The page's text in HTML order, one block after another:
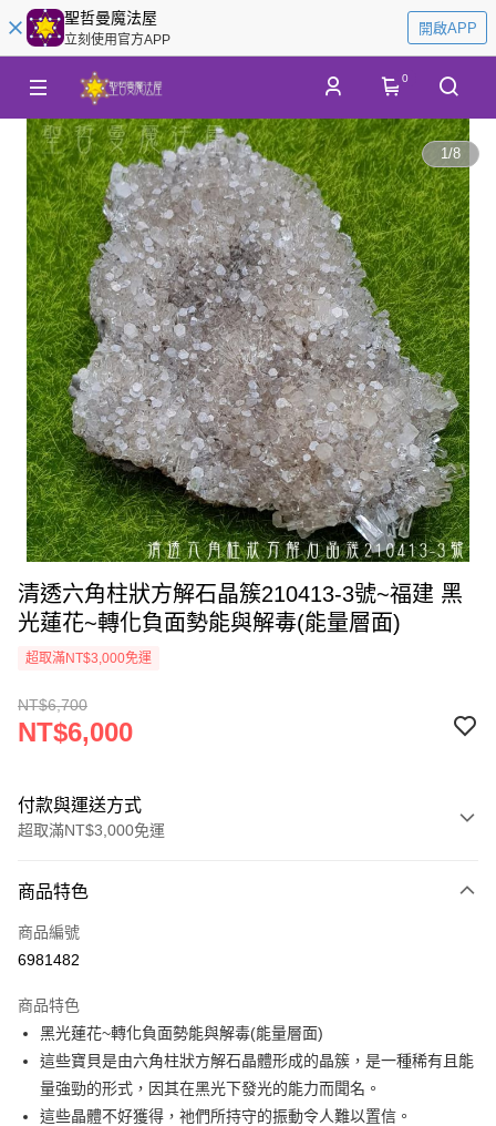
聖哲曼魔法屋
立刻使用官方APP
開啟APP
0
1/8
清透六角柱狀方解石晶簇210413-3號~福建 黑
光蓮花~轉化負面勢能與解毒(能量層面)
超取滿NT$3,000免運
NT$6,700
NT$6,000
付款與運送方式
超取滿NT$3,000免運
信用卡一次付款
超商取貨付款
Apple Pay
街口支付
悠遊付
商品特色
商品編號
6981482
商品特色
黑光蓮花~轉化負面勢能與解毒(能量層面)
這些寶貝是由六角柱狀方解石晶體形成的晶簇，是一種稀有且能
量強勁的形式，因其在黑光下發光的能力而聞名。
這些晶體不好獲得，祂們所持守的振動令人難以置信。